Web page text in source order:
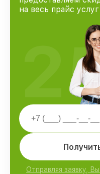
на весь прайс
Отправляя заявку,